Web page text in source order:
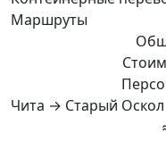
Маршруты
Чита → Старый Оскол